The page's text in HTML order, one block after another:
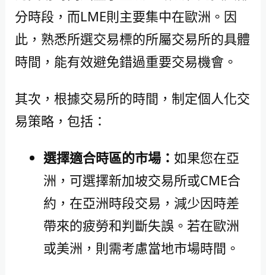
分時段，而LME則主要集中在歐洲。因
此，熟悉所選交易標的所屬交易所的具體
時間，能有效避免錯過重要交易機會。
其次，根據交易所的時間，制定個人化交
易策略，包括：
選擇適合時區的市場： 如果您在亞
洲，可選擇新加坡交易所或CME合
約，在亞洲時段交易，減少因時差
帶來的疲勞和判斷失誤。若在歐洲
或美洲，則需考慮當地市場時間。